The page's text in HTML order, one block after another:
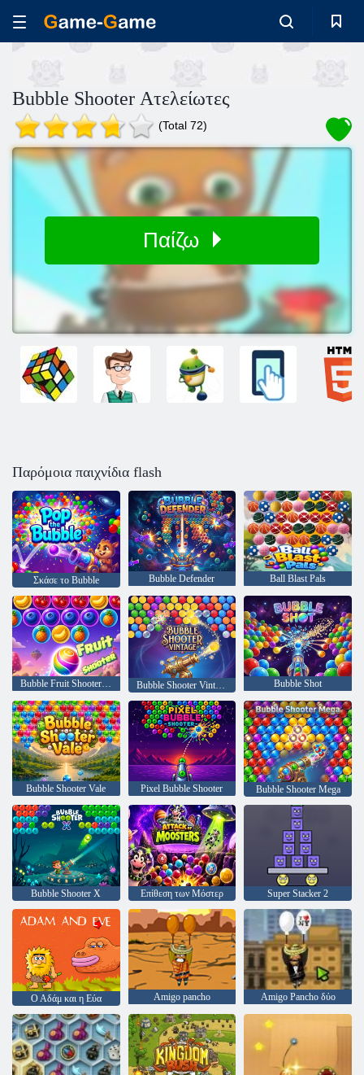
Bubble Shooter Ατελείωτες
(Total 72)
Παίζω
Παρόμοια παιχνίδια flash
Σκάσε το Bubble Bubble Defender Ball Blast Pals
Bubble Fruit Shooter 2D Bubble Shooter Vintage Bubble Shot
Bubble Shooter Vale Pixel Bubble Shooter Bubble Shooter Mega
Bubble Shooter X Επίθεση των Μόστερ Super Stacker 2
Ο Αδάμ και η Εύα Amigo pancho Amigo Pancho δύο